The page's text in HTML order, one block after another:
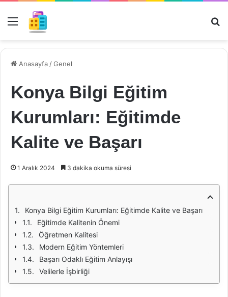
Menü
Anasayfa /Genel
Konya Bilgi Eğitim
Kurumları: Eğitimde
Kalite ve Başarı
1 Aralık 2024 3 dakika okuma süresi
Konya Bilgi Eğitim Kurumları: Eğitimde Kalite ve Başarı
Eğitimde Kalitenin Önemi
Öğretmen Kalitesi
Modern Eğitim Yöntemleri
Başarı Odaklı Eğitim Anlayışı
Velilerle İşbirliği